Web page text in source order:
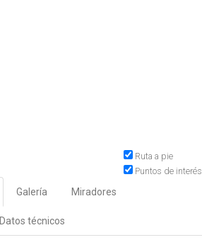
Ruta a pie
Puntos de interés
Galería Miradores
Datos técnicos